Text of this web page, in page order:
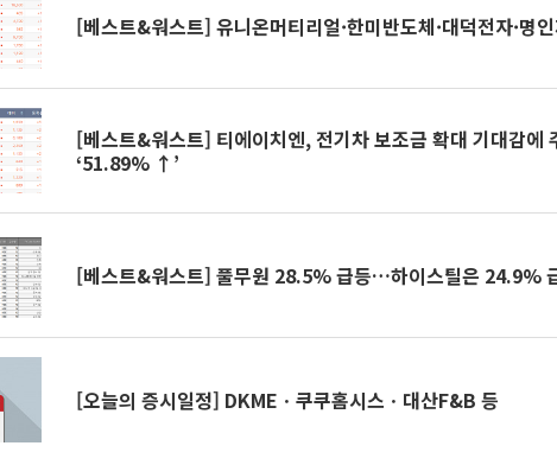
[베스트&워스트] 유니온머티리얼·한미반도체·대덕전자·명
[베스트&워스트] 티에이치엔, 전기차 보조금 확대 기대감에
‘51.89% ↑’
[베스트&워스트] 풀무원 28.5% 급등…하이스틸은 24.9%
[오늘의 증시일정] DKMEㆍ쿠쿠홈시스ㆍ대산F&B 등